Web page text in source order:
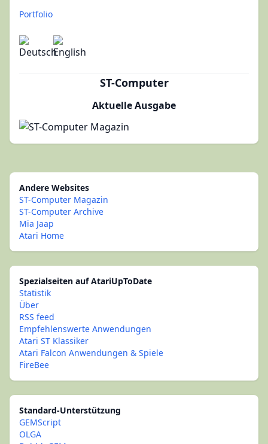
Portfolio
ST-Computer
Aktuelle Ausgabe
Andere Websites
ST-Computer Magazin
ST-Computer Archive
Mia Jaap
Atari Home
Spezialseiten auf AtariUpToDate
Statistik
Über
RSS feed
Empfehlenswerte Anwendungen
Atari ST Klassiker
Atari Falcon Anwendungen & Spiele
FireBee
Standard-Unterstützung
GEMScript
OLGA